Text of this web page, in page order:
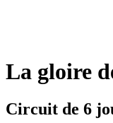
La gloire
Circuit de 6